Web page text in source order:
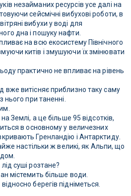
незайманих ресурсів усе далі на
сейсмічні вибухові роботи, в
вибухи у воді для
дна і пошуку нафти.
на всю екосистему Північного
китів і змушуючи їх змінювати
практично не впливає на рівень
вже витісняє приблизно таку саму
нього при таненні.
Землі, а це більше 95 відсотків,
в основному у величезних
Гренландію і Антарктиду.
настільки ж великі, як Альпи, що
суші розтане?
містемить більше води.
берегів підніметься.